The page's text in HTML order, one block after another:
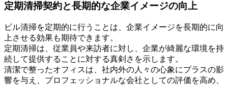
定期清掃契約と長期的な企業イメージの向上
ビル清掃を定期的に行うことは、企業イメージを長期的に向
上させる効果も期待できます。
定期清掃は、従業員や来訪者に対し、企業が綺麗な環境を持
続して提供することに対する真剣さを示します。
清潔で整ったオフィスは、社内外の人々の心象にプラスの影
響を与え、プロフェッショナルな会社としての評価を高め、